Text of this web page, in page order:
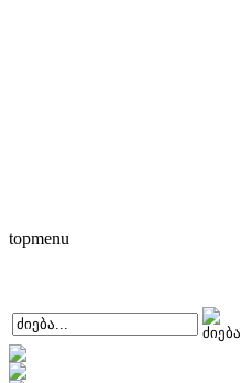
topmenu